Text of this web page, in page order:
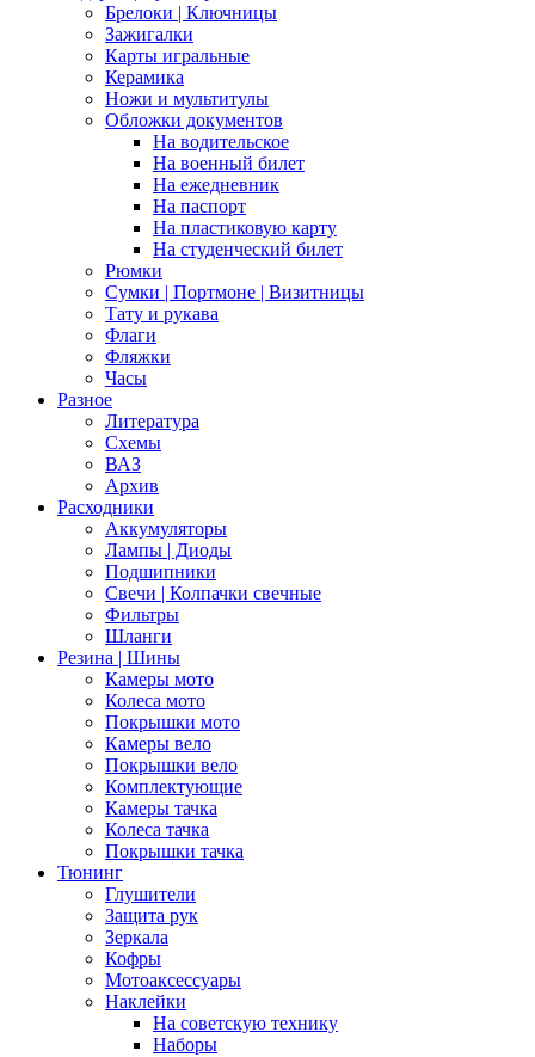
Брелоки | Ключницы
Зажигалки
Карты игральные
Керамика
Ножи и мультитулы
Обложки документов
На водительское
На военный билет
На ежедневник
На паспорт
На пластиковую карту
На студенческий билет
Рюмки
Сумки | Портмоне | Визитницы
Тату и рукава
Флаги
Фляжки
Часы
Разное
Литература
Схемы
ВАЗ
Архив
Расходники
Аккумуляторы
Лампы | Диоды
Подшипники
Свечи | Колпачки свечные
Фильтры
Шланги
Резина | Шины
Камеры мото
Колеса мото
Покрышки мото
Камеры вело
Покрышки вело
Комплектующие
Камеры тачка
Колеса тачка
Покрышки тачка
Тюнинг
Глушители
Защита рук
Зеркала
Кофры
Мотоаксессуары
Наклейки
На советскую технику
Наборы